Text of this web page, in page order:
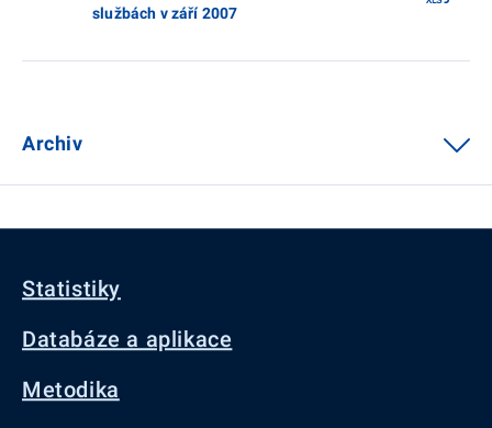
službách v září 2007
Archiv
Statistiky
Databáze a aplikace
Metodika